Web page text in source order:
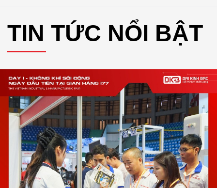
TIN TỨC NỔI BẬT